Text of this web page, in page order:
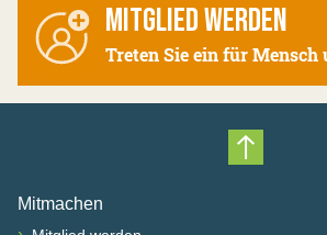
MITGLIED WERDEN
Treten Sie ein für Mensch
Nach
Mitmachen